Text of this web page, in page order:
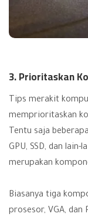
3. Prioritaskan
Tips merakit
memprioritaskan
Tentu saja
GPU, SSD, dan
merupakan
Biasanya tiga
prosesor, VGA,